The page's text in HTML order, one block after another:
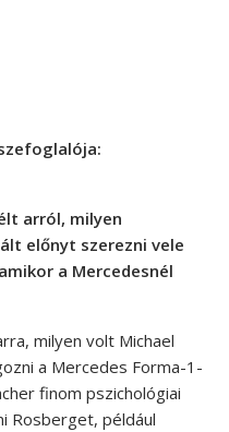
arról, milyen
előnyt szerezni vele
a Mercedesnél
milyen volt Michael
a Mercedes Forma-1-
finom pszichológiai
Rosberget, például